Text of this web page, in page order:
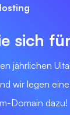
sich
jährlichen
wir legen eine
Domain dazu!